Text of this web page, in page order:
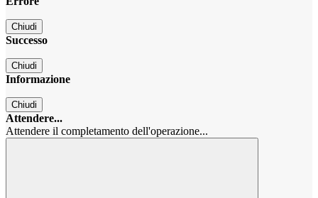
Chiudi
Successo
Chiudi
Informazione
Chiudi
Attendere...
Attendere il completamento dell'operazione...